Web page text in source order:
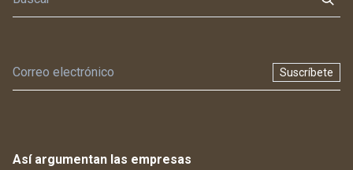
Suscríbete
Así argumentan las empresas